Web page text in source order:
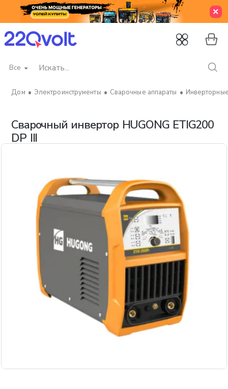
Все
Искать...
Сварочный инвертор HUGONG ETIG200
DP III
Электроинструменты Сварочные аппараты